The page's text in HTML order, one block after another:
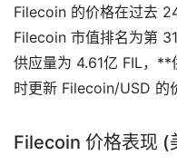
Filecoin 的价格在过去
Filecoin 市值排名为第
供应量为 4.61亿 FIL，**
时更新 Filecoin/USD 的
Filecoin 价格表现 (